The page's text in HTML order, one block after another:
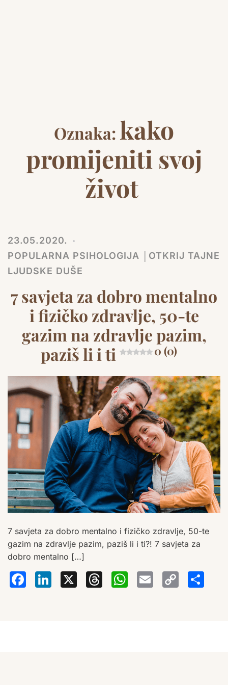
Oznaka: kako
promijeniti svoj
život
23.05.2020.
POPULARNA PSIHOLOGIJA │OTKRIJ TAJNE
LJUDSKE DUŠE
7 savjeta za dobro mentalno
i fizičko zdravlje, 50-te
gazim na zdravlje pazim,
paziš li i ti
0 (0)
7 savjeta za dobro mentalno i fizičko zdravlje, 50-te
gazim na zdravlje pazim, paziš li i ti?! 7 savjeta za
dobro mentalno […]
Facebook
LinkedIn
X Threads
Email